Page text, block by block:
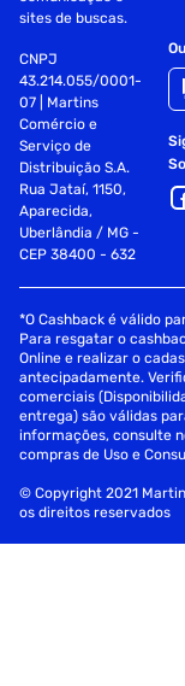
sites de buscas.
CNPJ
43.214.055/0001-
07 | Martins
Comércio e
Serviço de
Distribuição S.A.
Rua Jataí, 1150,
Aparecida,
Uberlândia / MG -
CEP 38400 - 632
*O Cashback é válido
Para resgatar o
Online e realizar o
antecipadamente.
comerciais
entrega) são válidas
informações, consulte
compras de Uso e
© Copyright 2021
os direitos reservados